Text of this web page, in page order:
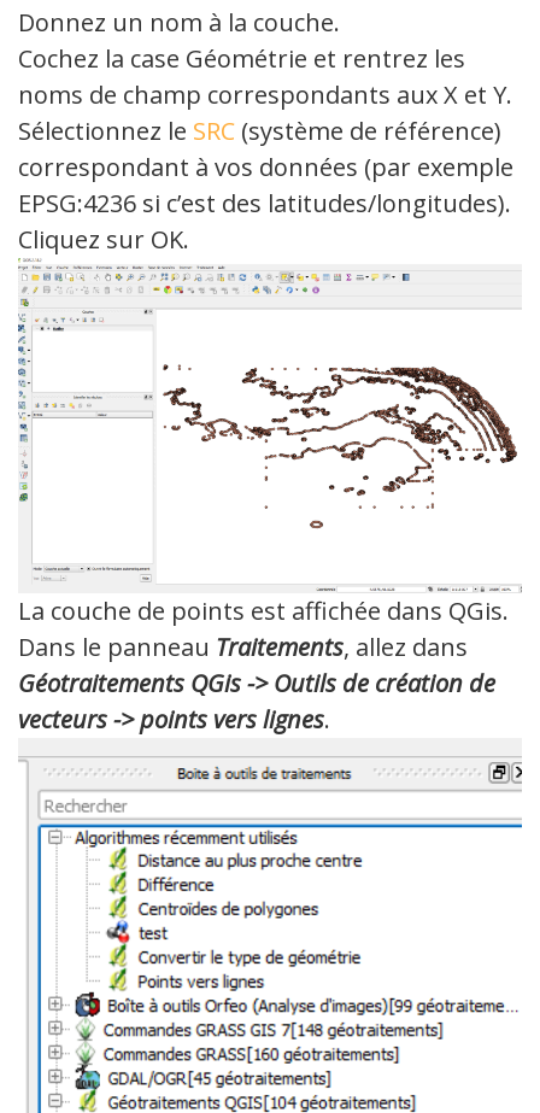
Donnez un nom à la couche.
Cochez la case Géométrie et rentrez les
noms de champ correspondants aux X et Y.
Sélectionnez le SRC (système de référence)
correspondant à vos données (par exemple
EPSG:4236 si c’est des latitudes/longitudes).
Cliquez sur OK.
La couche de points est affichée dans QGis.
Dans le panneau Traitements, allez dans
Géotraitements QGis -> Outils de création de
vecteurs -> points vers lignes.